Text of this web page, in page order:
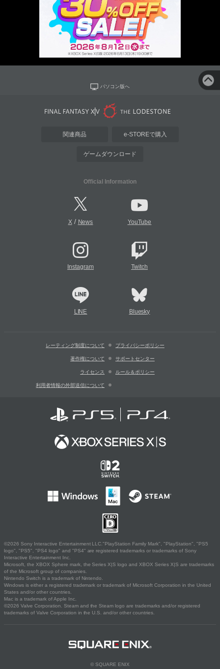
パソコン版へ
関連商品 e-STOREで購入
ゲームダウンロード
Official Information
X/ News YouTube
Instagram Twitch
LINE Bluesky
レーティング制度について プライバシーポリシー
著作権について サポートセンター
ライセンス ルール＆ポリシー
利用者情報の外部送信について
©2026 Sony Interactive Entertainment LLC."PlayStation Family Mark", "PlayStation", "PS5
logo", "PS5", "PS4 logo" and "PS4" are registered trademarks or trademarks of Sony
Interactive Entertainment Inc.
Microsoft, the XBOX Sphere mark, the Series X|S logo and XBOX Series X|S are trademarks
of the Microsoft group of companies.
Nintendo Switch is a trademark of Nintendo.
Windows is either a registered trademark or trademark of Microsoft Corporation in the United
States and/or other countries.
Mac is a trademark of Apple Inc.
©2026 Valve Corporation. Steam and the Steam logo are trademarks and/or registered
trademarks of Valve Corporation in the U.S. and/or other countries.
© SQUARE ENIX